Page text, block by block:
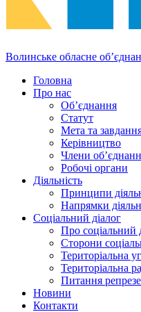
Волинське обласне
Головна
Про нас
Об’єднання
Статут
Мета та
Керівництво
Члени
Робочі органи
Діяльність
Принципи
Напрямки
Соціальний діалог
Про соціальний
Сторони
Територіальна
Територіальна
Питання
Новини
Контакти